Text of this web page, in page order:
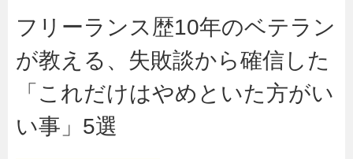
フリーランス歴10年のベテラン
が教える、失敗談から確信した
「これだけはやめといた方がい
い事」5選